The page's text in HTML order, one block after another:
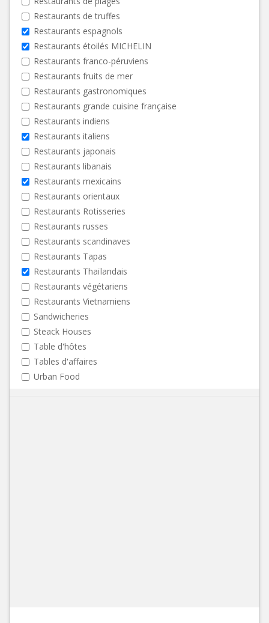
Restaurants de truffes
Restaurants espagnols
Restaurants étoilés MICHELIN
Restaurants franco-péruviens
Restaurants fruits de mer
Restaurants gastronomiques
Restaurants grande cuisine française
Restaurants indiens
Restaurants italiens
Restaurants japonais
Restaurants libanais
Restaurants mexicains
Restaurants orientaux
Restaurants Rotisseries
Restaurants russes
Restaurants scandinaves
Restaurants Tapas
Restaurants Thaïlandais
Restaurants végétariens
Restaurants Vietnamiens
Sandwicheries
Steack Houses
Table d'hôtes
Tables d'affaires
Urban Food